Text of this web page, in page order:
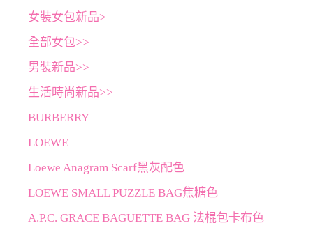
女裝女包新品>
全部女包>>
男裝新品>>
生活時尚新品>>
BURBERRY
LOEWE
Loewe Anagram Scarf黑灰配色
LOEWE SMALL PUZZLE BAG焦糖色
A.P.C. GRACE BAGUETTE BAG 法棍包卡布色